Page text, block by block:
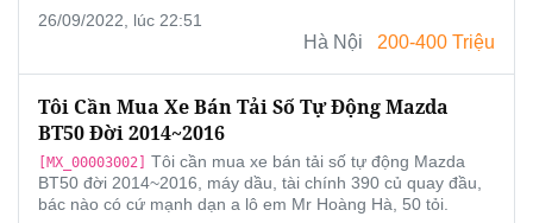
26/09/2022, lúc 22:51
Hà Nội 200-400 Triệu
Tôi Cần Mua Xe Bán Tải Số Tự Động Mazda
BT50 Đời 2014~2016
[MX_00003002] Tôi cần mua xe bán tải số tự động Mazda
BT50 đời 2014~2016, máy dầu, tài chính 390 củ quay đầu,
bác nào có cứ mạnh dạn a lô em Mr Hoàng Hà, 50 tỏi.